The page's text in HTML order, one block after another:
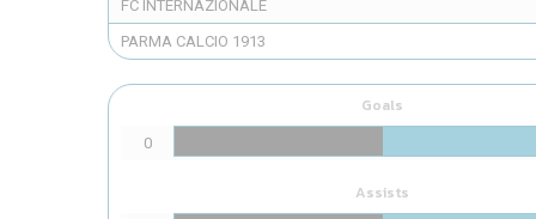
FC INTERNAZIONALE
PARMA CALCIO 1913
Goals
0
Assists